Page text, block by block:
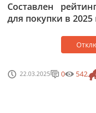
Составлен
для покупки в 2025
22.03.2025 0 542